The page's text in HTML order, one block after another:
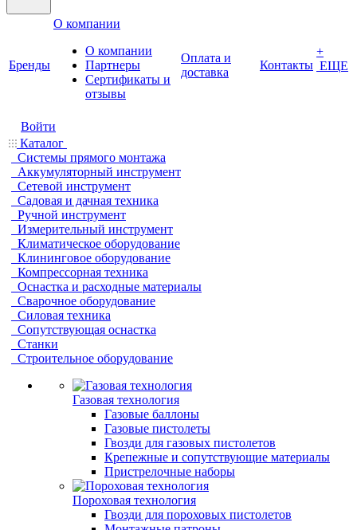
Бренды
О компании
О компании
Партнеры
Cертификаты и
отзывы
Оплата и
доставка
Контакты
+
ЕЩЕ
Войти
Каталог
Системы прямого монтажа
Аккумуляторный инструмент
Сетевой инструмент
Садовая и дачная техника
Ручной инструмент
Измерительный инструмент
Климатическое оборудование
Клининговое оборудование
Компрессорная техника
Оснастка и расходные материалы
Сварочное оборудование
Силовая техника
Сопутствующая оснастка
Станки
Строительное оборудование
Газовая технология
Газовые баллоны
Газовые пистолеты
Гвозди для газовых пистолетов
Крепежные и сопутствующие материалы
Пристрелочные наборы
Пороховая технология
Гвозди для пороховых пистолетов